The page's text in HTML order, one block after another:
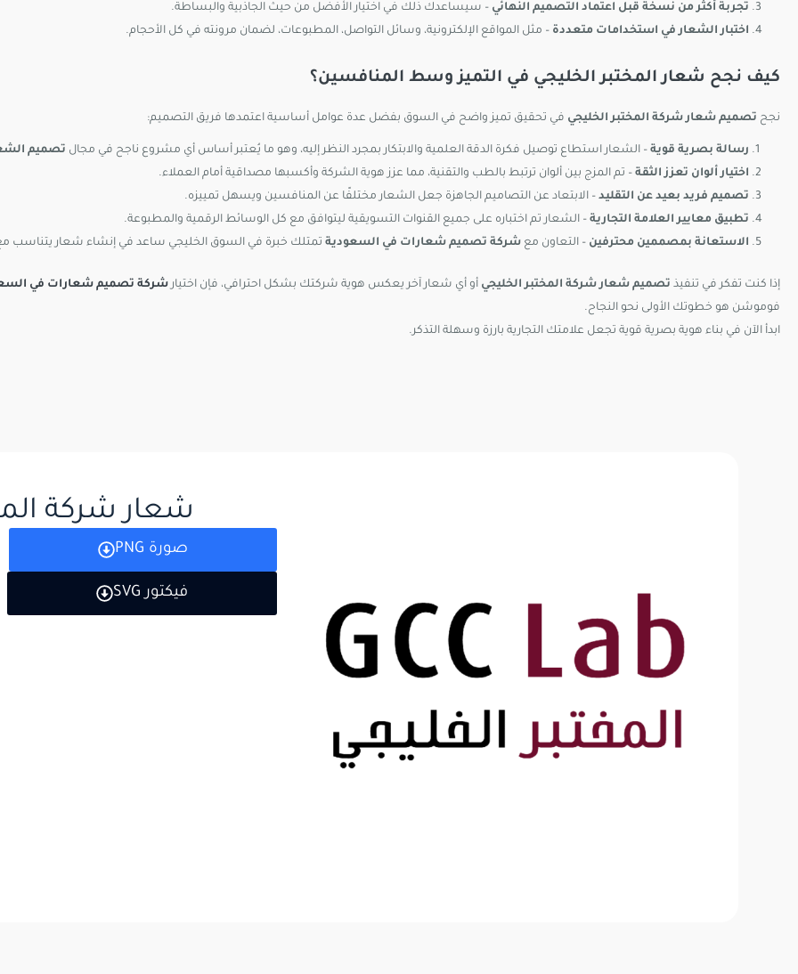
تجربة أكثر من نسخة قبل اعتماد التصميم النهائي – سيساعدك ذلك في اختيار الأفضل من حيث الجاذبية والبساطة.
اختبار الشعار في استخدامات متعددة – مثل المواقع الإلكترونية، وسائل التواصل، المطبوعات، لضمان مرونته في كل الأحجام.
كيف نجح شعار المختبر الخليجي في التميز وسط المنافسين؟
نجح تصميم شعار شركة المختبر الخليجي في تحقيق تميز واضح في السوق بفضل عدة عوامل أساسية اعتمدها فريق التصميم:
رسالة بصرية قوية – الشعار استطاع توصيل فكرة الدقة العلمية والابتكار بمجرد النظر إليه، وهو ما يُعتبر أساس أي مشروع ناجح في مجال تصميم
اختيار ألوان تعزز الثقة – تم المزج بين ألوان ترتبط بالطب والتقنية، مما عزز هوية الشركة وأكسبها مصداقية أمام العملاء.
تصميم فريد بعيد عن التقليد – الابتعاد عن التصاميم الجاهزة جعل الشعار مختلفًا عن المنافسين ويسهل تمييزه.
تطبيق معايير العلامة التجارية – الشعار تم اختباره على جميع القنوات التسويقية ليتوافق مع كل الوسائط الرقمية والمطبوعة.
الاستعانة بمصممين محترفين – التعاون مع شركة تصميم شعارات في السعودية تمتلك خبرة في السوق الخليجي ساعد في إنشاء شعار يتناسب
إذا كنت تفكر في تنفيذ تصميم شعار شركة المختبر الخليجي أو أي شعار آخر يعكس هوية شركتك بشكل احترافي، فإن اختيارشركة تصميم شعارات في
فوموشن هو خطوتك الأولى نحو النجاح.
ابدأ الآن في بناء هوية بصرية قوية تجعل علامتك التجارية بارزة وسهلة التذكر.
شعار شركة
صورة PNG
فيكتور SVG